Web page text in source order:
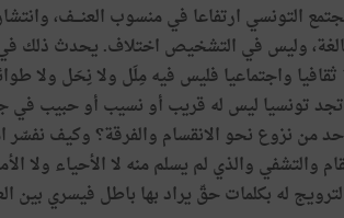
التونسي ارتفاعا في منسوب العنـــف،
وليس في التشخيص اختلاف. يحدث ذلك
واجتماعيا فليس فيه مِلَل ولا نِحَل ولا
تونسيا ليس له قريب أو نسيب أو حبيب في
من نزوع نحو الانقسام والفرقة؟ وكيف نفسّر
والتشفي والذي لم يسلم منه لا الأحياء
له بكلمات حقّ يراد بها باطل فيسري